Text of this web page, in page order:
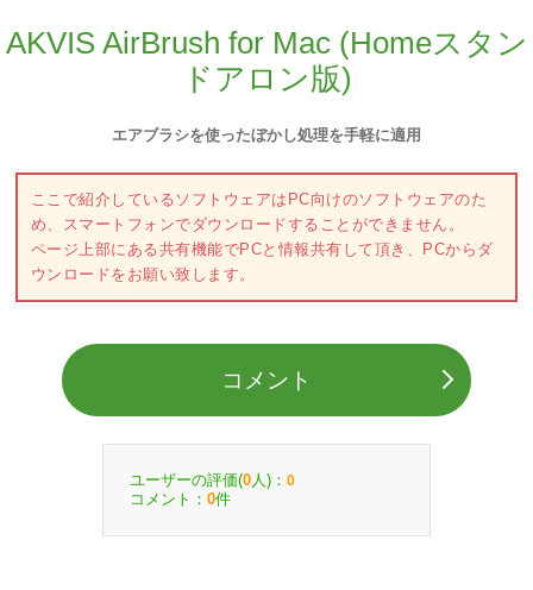
AKVIS AirBrush for Mac (Homeスタン
ドアロン版)
エアブラシを使ったぼかし処理を手軽に適用
ここで紹介しているソフトウェアはPC向けのソフトウェアのた
め、スマートフォンでダウンロードすることができません。
ページ上部にある共有機能でPCと情報共有して頂き、PCからダ
ウンロードをお願い致します。
コメント
ユーザーの評価(0 人)： 0
コメント： 0件